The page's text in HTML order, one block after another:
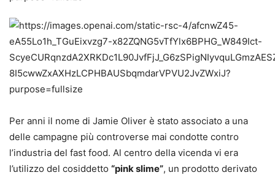
Per anni il nome di Jamie Oliver è stato associato a una
delle campagne più controverse mai condotte contro
l’industria del fast food. Al centro della vicenda vi era
l’utilizzo del cosiddetto “pink slime”, un prodotto derivato